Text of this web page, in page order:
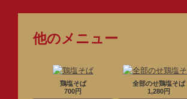
他のメニュー
鶏塩そば
700円
全部のせ鶏塩そば
1,280円